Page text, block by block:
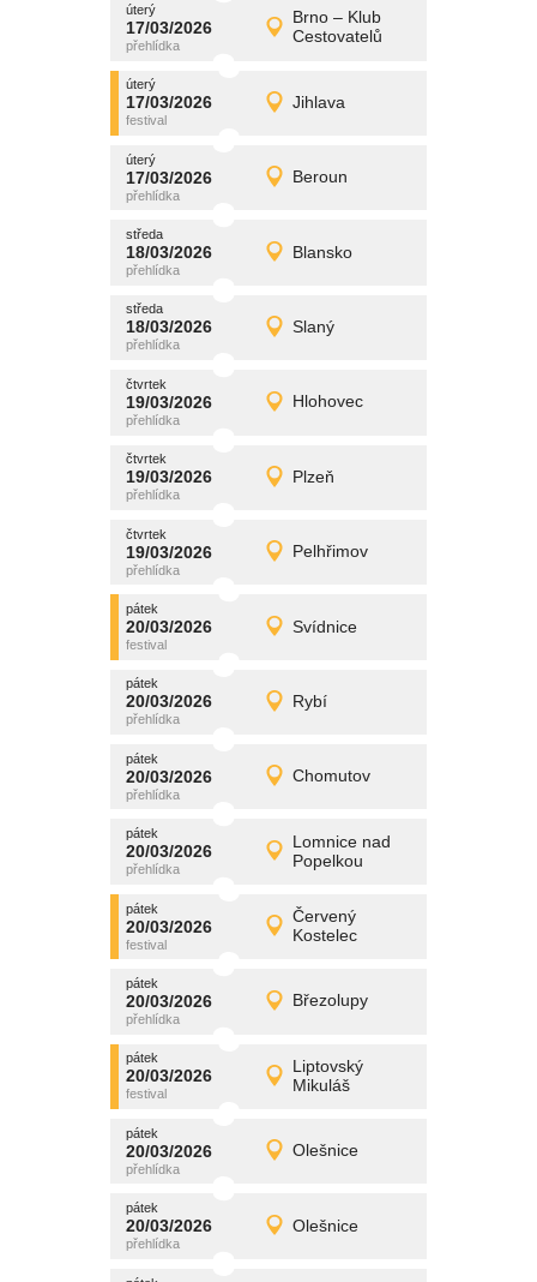
úterý
17/03/2026
Brno – Klub
Cestovatelů
úterý
17/03/2026 Detail
promítání
úterý
17/03/2026 Jihlava
úterý
17/03/2026 Detail
promítání
úterý
17/03/2026 Beroun
úterý
17/03/2026 Detail
promítání
středa
18/03/2026 Blansko
středa
18/03/2026 Detail
promítání
středa
18/03/2026 Slaný
středa
18/03/2026 Detail
promítání
čtvrtek
19/03/2026 Hlohovec
čtvrtek
19/03/2026 Detail
promítání
čtvrtek
19/03/2026 Plzeň
čtvrtek
19/03/2026 Detail
promítání
čtvrtek
19/03/2026 Pelhřimov
čtvrtek
19/03/2026 Detail
promítání
pátek
20/03/2026 Svídnice
pátek
20/03/2026 Detail
promítání
pátek
20/03/2026 Rybí
pátek
20/03/2026 Detail
promítání
pátek
20/03/2026 Chomutov
pátek
20/03/2026 Detail
promítání
pátek
20/03/2026
Lomnice nad
Popelkou
pátek
20/03/2026 Detail
promítání
pátek
20/03/2026
Červený
Kostelec
pátek
20/03/2026 Detail
promítání
pátek
20/03/2026 Březolupy
pátek
20/03/2026 Detail
promítání
pátek
20/03/2026
Liptovský
Mikuláš
pátek
20/03/2026 Detail
promítání
pátek
20/03/2026 Olešnice
pátek
20/03/2026 Detail
promítání
pátek
20/03/2026 Olešnice
pátek
20/03/2026 Detail
promítání